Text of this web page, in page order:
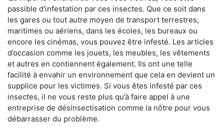
passible d'infestation par ces insectes. Que ce soit dans
les gares ou tout autre moyen de transport terrestres,
maritimes ou aériens, dans les écoles, les bureaux ou
encore les cinémas, vous pouvez être infesté. Les articles
d’occasion comme les jouets, les meubles, les vêtements
et autres en contiennent également. Ils ont une telle
facilité à envahir un environnement que cela en devient un
supplice pour les victimes. Si vous êtes infesté par ces
insectes, il ne vous reste plus qu’à faire appel à une
entreprise de désinsectisation comme la nôtre pour vous
débarrasser du problème.